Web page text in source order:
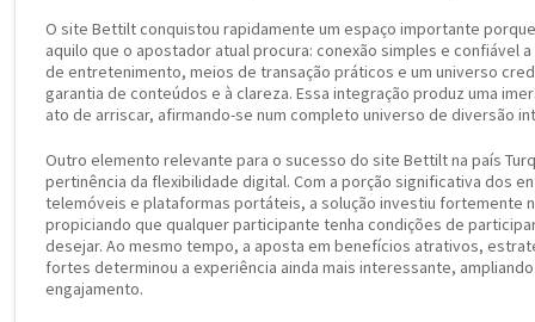
O site Bettilt conquistou rapidamente um espaço importante
aquilo que o apostador atual procura: conexão simples e confiável
de entretenimento, meios de transação práticos e um universo
garantia de conteúdos e à clareza. Essa integração produz uma
ato de arriscar, afirmando-se num completo universo de diversão
Outro elemento relevante para o sucesso do site Bettilt na país
pertinência da flexibilidade digital. Com a porção significativa dos
telemóveis e plataformas portáteis, a solução investiu fortemente
propiciando que qualquer participante tenha condições de
desejar. Ao mesmo tempo, a aposta em benefícios atrativos,
fortes determinou a experiência ainda mais interessante,
engajamento.